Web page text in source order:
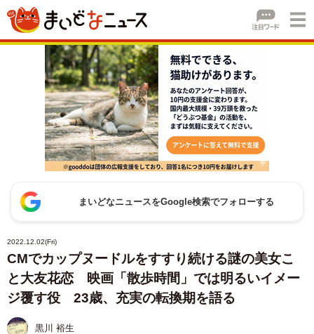
まいどなニュースをGoogle検索でフォローする
2022.12.02(Fri)
CMでカップヌードルをすすり続ける謎の美女こ
と大友花恋 映画「散歩時間」では明るいイメー
ジ覆す役 23歳、充実の転換期を語る
黒川 裕生